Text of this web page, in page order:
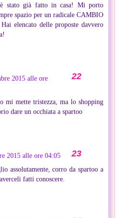
stato già fatto in casa! Mi porto
spazio per un radicale CAMBIO
elencato delle proposte davvero
2015 alle ore
mi mette tristezza, ma lo shopping
dare un occhiata a spartoo
2015 alle ore 04:05
assolutamente, corro da spartoo a
fatti conoscere.